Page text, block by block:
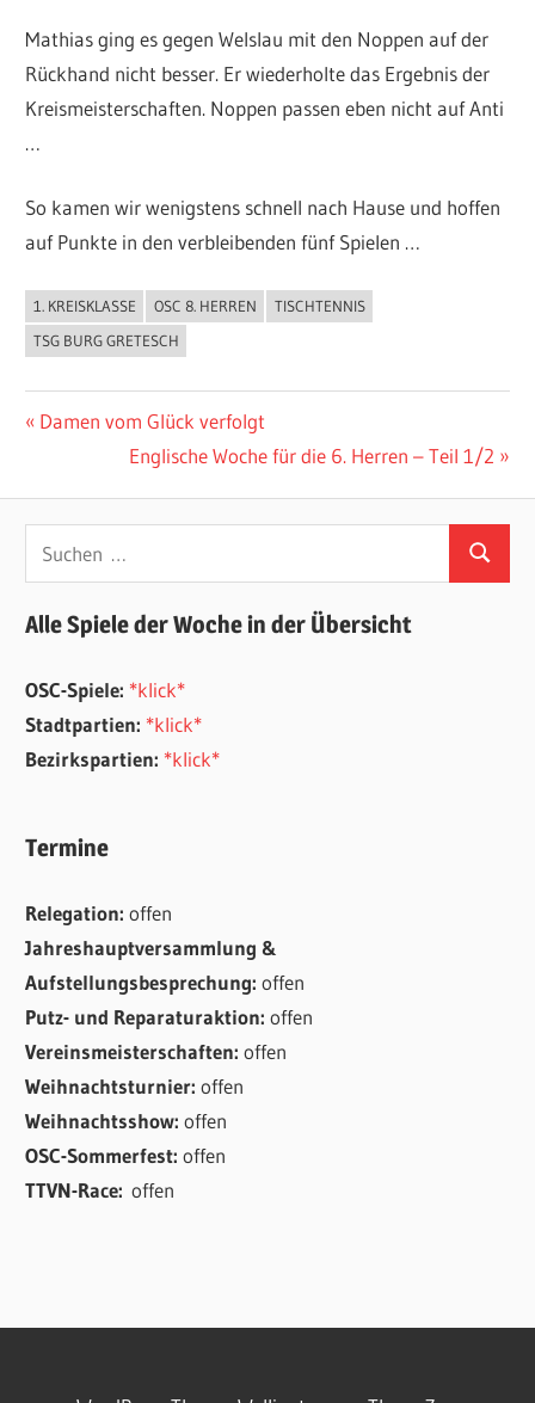
Mathias ging es gegen Welslau mit den Noppen auf der
Rückhand nicht besser. Er wiederholte das Ergebnis der
Kreismeisterschaften. Noppen passen eben nicht auf Anti
…
So kamen wir wenigstens schnell nach Hause und hoffen
auf Punkte in den verbleibenden fünf Spielen …
ALLGEMEIN
1. KREISKLASSE OSC 8. HERREN
TISCHTENNIS
TSG BURG GRETESCH
Beitragsnavigation
Vorheriger
Damen vom Glück verfolgt
Nächster
Englische Woche für die 6. Herren – Teil 1/2
Suchen
Alle Spiele der Woche in der Übersicht
OSC-Spiele: *klick*
Stadtpartien: *klick*
Bezirkspartien: *klick*
Termine
Relegation:offen
Jahreshauptversammlung &
Aufstellungsbesprechung:offen
Putz- und Reparaturaktion:offen
Vereinsmeisterschaften:offen
Weihnachtsturnier:offen
Weihnachtsshow:offen
OSC-Sommerfest:offen
TTVN-Race:offen